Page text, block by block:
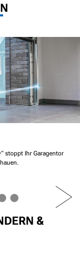
stoppt Ihr Garagentor
NEXT
&